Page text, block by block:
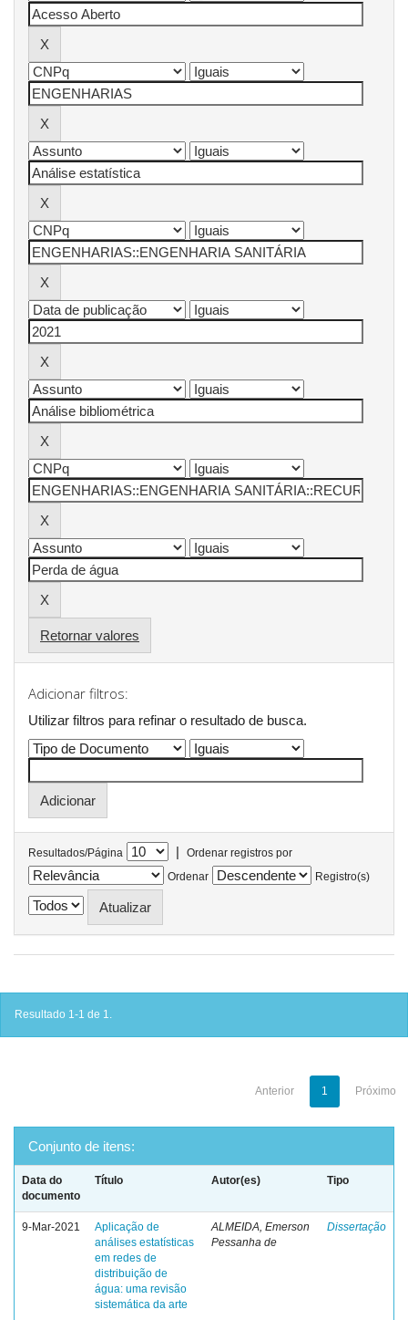
Retornar valores
Adicionar filtros:
Utilizar filtros para refinar o resultado de busca.
Resultados/Página |
Ordenar registros por
Ordenar
Registro(s)
Resultado 1-1 de 1.
Anterior 1 Próximo
Conjunto de itens:
Data do
documento
Título Autor(es) Tipo
9-Mar-2021
Aplicação de
análises estatísticas
em redes de
distribuição de
água: uma revisão
sistemática da arte
ALMEIDA, Emerson
Pessanha de
Dissertação